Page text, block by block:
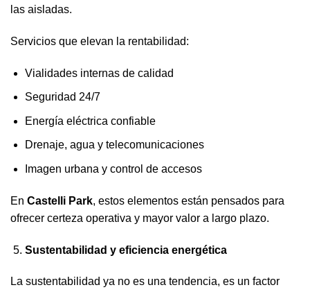
las aisladas.
Servicios que elevan la rentabilidad:
Vialidades internas de calidad
Seguridad 24/7
Energía eléctrica confiable
Drenaje, agua y telecomunicaciones
Imagen urbana y control de accesos
En Castelli Park, estos elementos están pensados para
ofrecer certeza operativa y mayor valor a largo plazo.
Sustentabilidad y eficiencia energética
La sustentabilidad ya no es una tendencia, es un factor